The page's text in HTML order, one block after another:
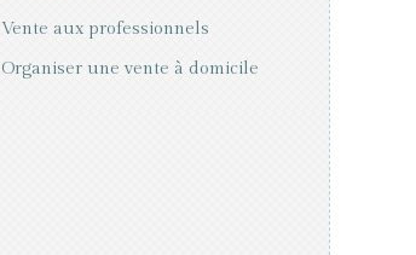
Vente aux professionnels
Organiser une vente à domicile